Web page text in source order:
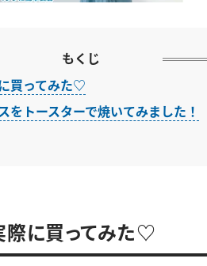
もくじ
買ってみた♡
をトースターで焼いてみました！
際に買ってみた♡